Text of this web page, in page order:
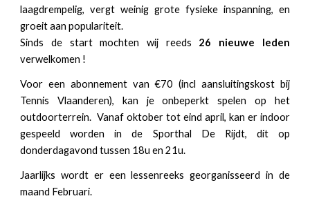
laagdrempelig, vergt weinig grote fysieke inspanning, en
groeit aan populariteit.
Sinds de start mochten wij reeds 26 nieuwe leden
verwelkomen !
Voor een abonnement van €70 (incl aansluitingskost bij
Tennis Vlaanderen), kan je onbeperkt spelen op het
outdoorterrein. Vanaf oktober tot eind april, kan er indoor
gespeeld worden in de Sporthal De Rijdt, dit op
donderdagavond tussen 18u en 21u.
Jaarlijks wordt er een lessenreeks georganisseerd in de
maand Februari.